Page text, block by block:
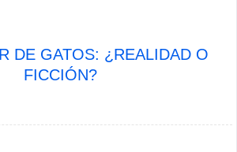
DE GATOS: ¿REALIDAD O
FICCIÓN?